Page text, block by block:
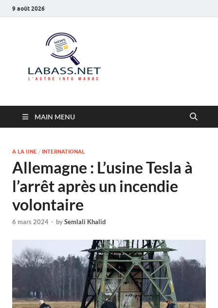
9 août 2026
MAIN MENU
A LA UNE / INTERNATIONAL
Allemagne : L’usine Tesla à
l’arrêt après un incendie
volontaire
6 mars 2024 - bySemlali Khalid